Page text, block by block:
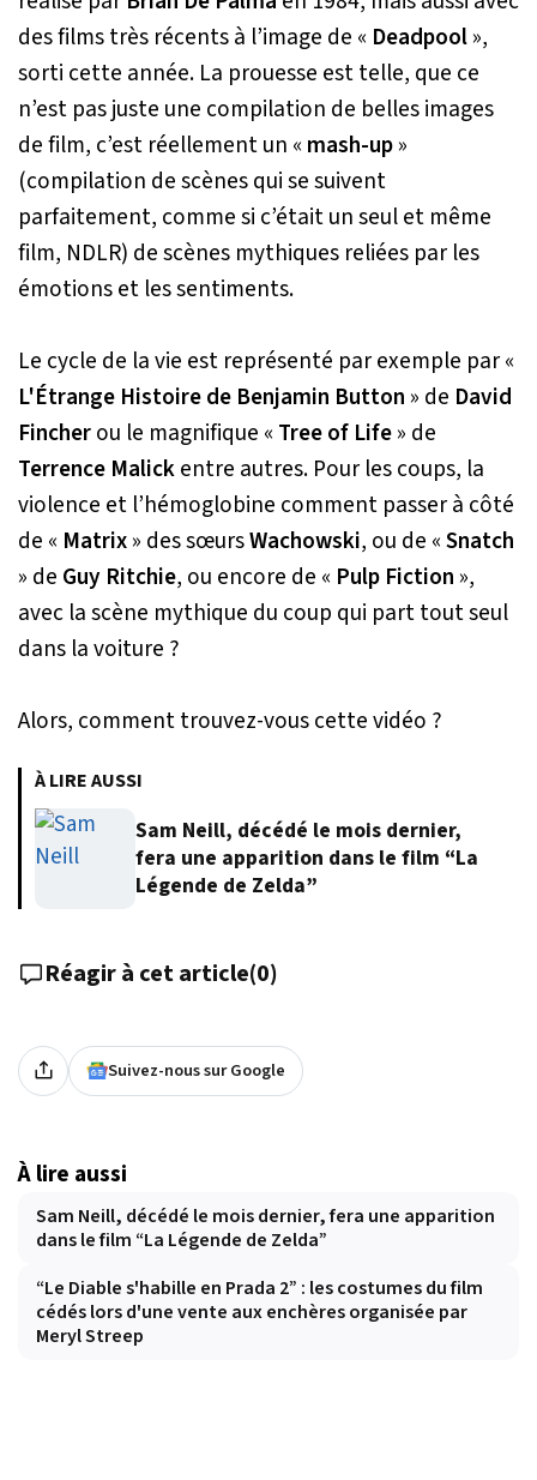
des films très récents à l’image de « Deadpool»,
sorti cette année. La prouesse est telle, que ce
n’est pas juste une compilation de belles images
de film, c’est réellement un « mash-up»
(compilation de scènes qui se suivent
parfaitement, comme si c’était un seul et même
film, NDLR) de scènes mythiques reliées par les
émotions et les sentiments.
Le cycle de la vie est représenté par exemple par «
L'Étrange Histoire de Benjamin Button » de David
Fincherou le magnifique « Tree of Life» de
Terrence Malickentre autres. Pour les coups, la
violence et l’hémoglobine comment passer à côté
de « Matrix» des sœursWachowski, ou de «Snatch
» de Guy Ritchie, ou encore de « Pulp Fiction »,
avec la scène mythique du coup qui part tout seul
dans la voiture ?
Alors, comment trouvez-vous cette vidéo ?
À LIRE AUSSI
Sam Neill, décédé le mois dernier,
fera une apparition dans le film “La
Légende de Zelda”
Réagir à cet article(0)
Suivez-nous sur Google
À lire aussi
Sam Neill, décédé le mois dernier, fera une apparition
dans le film “La Légende de Zelda”
“Le Diable s'habille en Prada 2” : les costumes du film
cédés lors d'une vente aux enchères organisée par
Meryl Streep